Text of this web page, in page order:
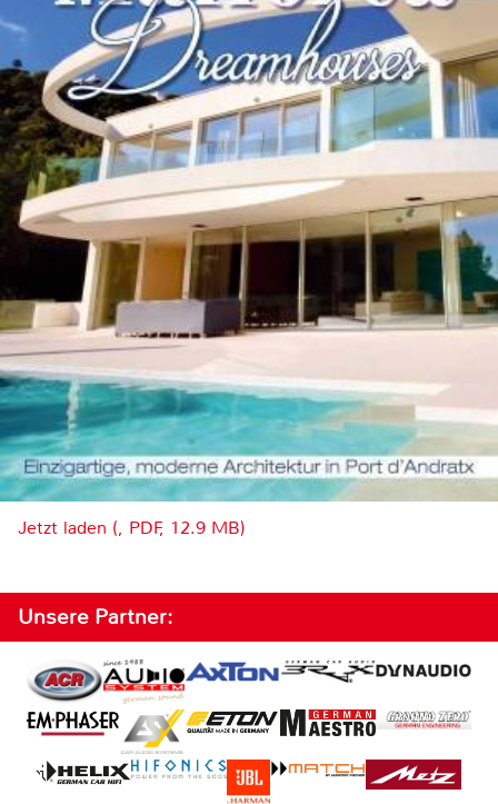
Jetzt laden (, PDF, 12.9 MB)
Unsere Partner: